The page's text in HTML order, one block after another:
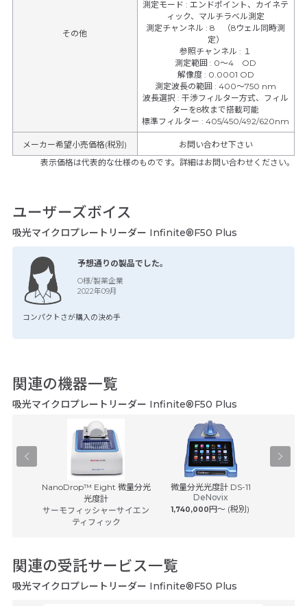
その他
測定モード:エンドポイント、カイネテ
ィック、マルチラベル測定
測定チャンネル:8 （8ウェル同時測
定）
参照チャンネル: １
測定範囲: 0～4 OD
解像度 : 0.0001 OD
測定波長の範囲:400～750 nm
波長選択:干渉フィルター方式、フィル
ターを8枚まで搭載可能
標準フィルター:405/450/492/620nm
メーカー希望小売価格(税別)
お問い合わせ下さい
表示価格は代表的な仕様のものです。詳細はお問い合わせください。
ユーザーズボイス
吸光マイクロプレートリーダー Infinite®F50 Plus
予想通りの製品でした。
コンパクトさが購入の決め手
O様/製薬企業
2022年09月
関連の機器一覧
吸光マイクロプレートリーダー Infinite®F50 Plus
NanoDrop™ Eight 微量分光
光度計
サーモフィッシャーサイエン
ティフィック
微量分光光度計 DS-11
DeNovix
1,740,000円〜 (税別)
関連の受託サービス一覧
吸光マイクロプレートリーダー Infinite®F50 Plus